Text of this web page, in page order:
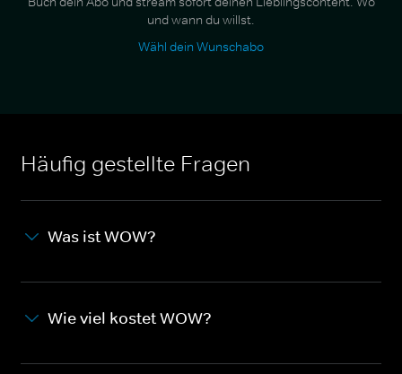
und wann du willst.
Wähl dein Wunschabo
Häufig gestellte Fragen
Was ist WOW?
Wie viel kostet WOW?